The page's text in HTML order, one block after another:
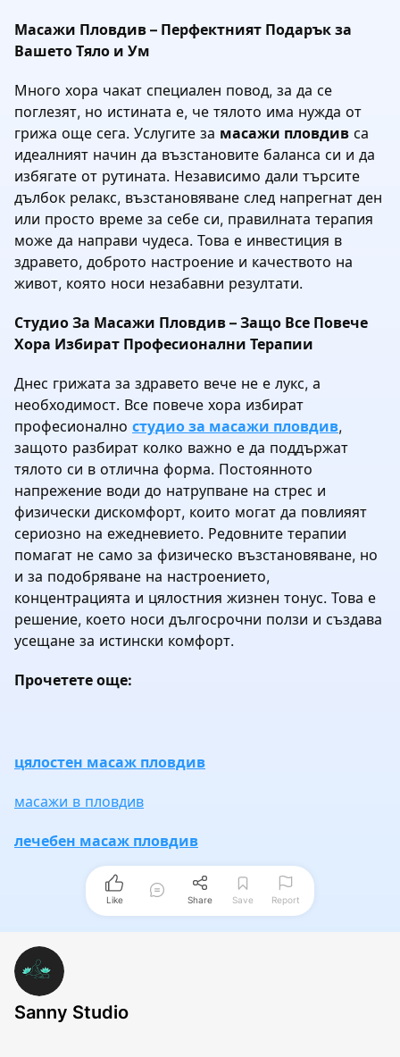
Масажи Пловдив – Перфектният Подарък за
Вашето Тяло и Ум
Много хора чакат специален повод, за да се
поглезят, но истината е, че тялото има нужда от
грижа още сега. Услугите за масажи пловдив са
идеалният начин да възстановите баланса си и да
избягате от рутината. Независимо дали търсите
дълбок релакс, възстановяване след напрегнат ден
или просто време за себе си, правилната терапия
може да направи чудеса. Това е инвестиция в
здравето, доброто настроение и качеството на
живот, която носи незабавни резултати.
Студио За Масажи Пловдив – Защо Все Повече
Хора Избират Професионални Терапии
Днес грижата за здравето вече не е лукс, а
необходимост. Все повече хора избират
професионално студио за масажи пловдив,
защото разбират колко важно е да поддържат
тялото си в отлична форма. Постоянното
напрежение води до натрупване на стрес и
физически дискомфорт, които могат да повлияят
сериозно на ежедневието. Редовните терапии
помагат не само за физическо възстановяване, но
и за подобряване на настроението,
концентрацията и цялостния жизнен тонус. Това е
решение, което носи дългосрочни ползи и създава
усещане за истински комфорт.
Прочетете още:
цялостен масаж пловдив
масажи в пловдив
лечебен масаж пловдив
Like Share Save Report
Sanny Studio